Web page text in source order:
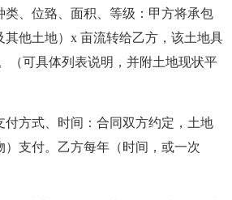
类、位臵、面积、等级：甲方将承包
其他土地）x 亩流转给乙方，该土地具
（可具体列表说明，并附土地现状平
付方式、时间：合同双方约定，土地
）支付。乙方每年（时间，或一次